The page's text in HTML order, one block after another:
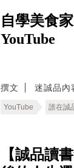
自學美食
YouTube
撰文 迷誠品內
YouTube 誰在誠
【誠品讀